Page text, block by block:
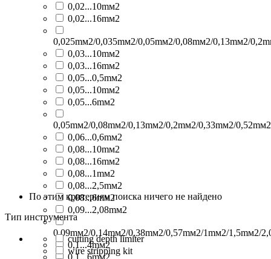
0,02...10mм2
0,02...16mм2
0,025mм2/0,035mм2/0,05mм2/0,08mм2/0,13mм2/
0,03...10mм2
0,03...16mм2
0,05...0,5mм2
0,05...10mм2
0,05...6mм2
0,05mм2/0,08mм2/0,13mм2/0,2mм2/0,33mм2/
0,06...0,6mм2
0,08...10mм2
0,08...16mм2
0,08...1mм2
0,08...2,5mм2
0,08...6mм2
0,09...2,08mм2
0,09mм2/0,14mм2/0,38mм2/0,57mм2/1mм2/1,5mм2/
0,1...4mм2
0,1...6mм2
По этим критериям поиска ничего не найдено
Тип инструмента
cutting depth limiter
wire stripping kit